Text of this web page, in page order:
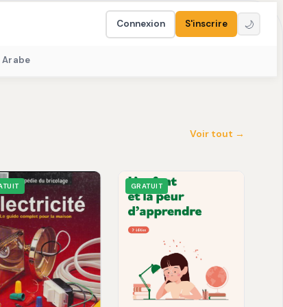
Connexion S'inscrire 🌙
Arabe
Voir tout →
GRATUIT